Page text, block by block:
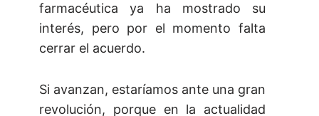
farmacéutica ya ha mostrado su
interés, pero por el momento falta
cerrar el acuerdo.
Si avanzan, estaríamos ante una gran
revolución, porque en la actualidad